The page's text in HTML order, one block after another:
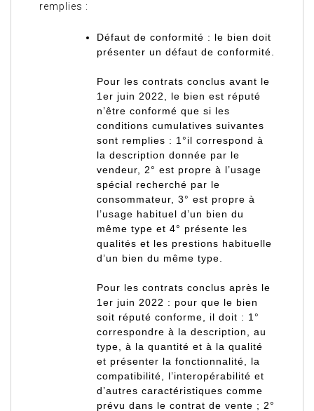
remplies :
Défaut de conformité : le bien doit
présenter un défaut de conformité.
Pour les contrats conclus avant le
1er juin 2022
, le bien est réputé
n’être conformé que si les
conditions cumulatives suivantes
sont remplies : 1°il correspond à
la description donnée par le
vendeur, 2° est propre à l’usage
spécial recherché par le
consommateur, 3° est propre à
l’usage habituel d’un bien du
même type et 4° présente les
qualités et les prestions habituelle
d’un bien du même type.
Pour les contrats conclus après le
1er juin 2022 : pour que le bien
soit réputé conforme, il doit : 1°
correspondre à la description, au
type, à la quantité et à la qualité
et présenter la fonctionnalité, la
compatibilité, l’interopérabilité et
d’autres caractéristiques comme
prévu dans le contrat de vente ; 2°